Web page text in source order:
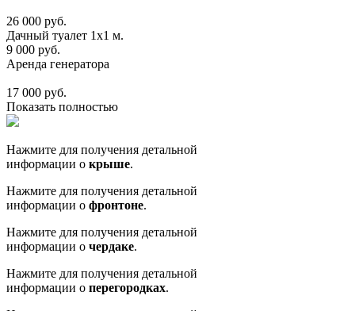
26 000 руб.
Дачный туалет 1х1 м.
9 000 руб.
Аренда генератора
17 000 руб.
Показать полностью
Нажмите для получения детальной
информации о крыше.
Нажмите для получения детальной
информации о фронтоне.
Нажмите для получения детальной
информации о чердаке.
Нажмите для получения детальной
информации о перегородках.